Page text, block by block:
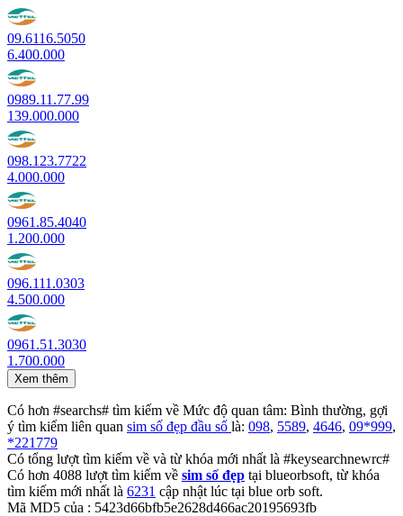
09.6116.5050
6.400.000
0989.11.77.99
139.000.000
098.123.7722
4.000.000
0961.85.4040
1.200.000
096.111.0303
4.500.000
0961.51.3030
1.700.000
Xem thêm
Có hơn #searchs# tìm kiếm về Mức độ quan tâm: Bình thường, gợi
ý tìm kiếm liên quan sim số đẹp đầu số là: 098, 5589, 4646, 09*999,
*221779
Có tổng lượt tìm kiếm về và từ khóa mới nhất là #keysearchnewrc#
Có hơn 4088 lượt tìm kiếm về sim số đẹp tại blueorbsoft, từ khóa
tìm kiếm mới nhất là 6231 cập nhật lúc tại blue orb soft.
Mã MD5 của : 5423d66bfb5e2628d466ac20195693fb